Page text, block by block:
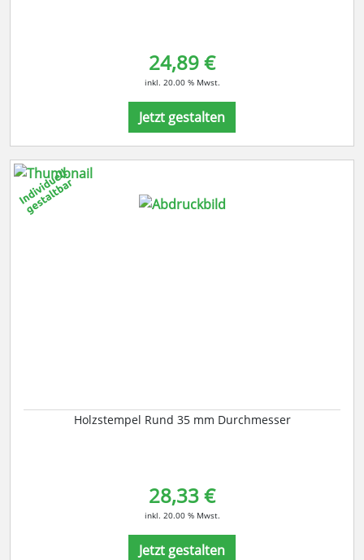
24,89 €
inkl. 20.00 % Mwst.
Jetzt gestalten
Holzstempel Rund 35 mm Durchmesser
28,33 €
inkl. 20.00 % Mwst.
Jetzt gestalten